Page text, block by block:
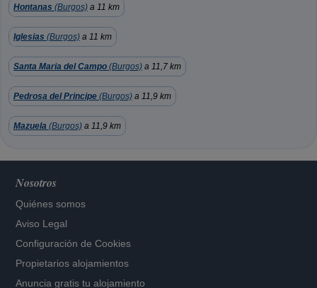
Hontanas (Burgos) a 11 km
Iglesias (Burgos) a 11 km
Santa Maria del Campo (Burgos) a 11,7 km
Pedrosa del Principe (Burgos) a 11,9 km
Mazuela (Burgos) a 11,9 km
Nosotros
Quiénes somos
Aviso Legal
Configuración de Cookies
Propietarios alojamientos
Anuncia gratis tu alojamiento